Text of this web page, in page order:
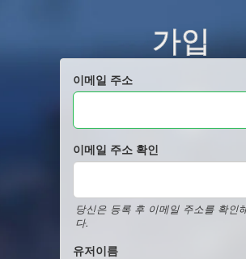
가입
이메일 주소
이메일 주소 확인
당신은 등록 후 이메일 주소를 확인
다.
유저이름